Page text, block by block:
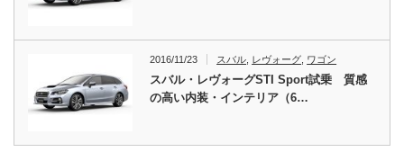
2016/11/23 スバル レヴォーグ ワゴン
スバル・レヴォーグSTI Sport試乗 質感
の高い内装・インテリア（6…